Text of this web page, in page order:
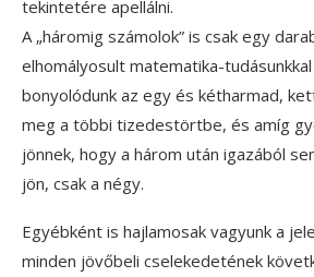
tekintetére apellálni.
A „háromig számolok” is csak egy
elhomályosult matematika-
bonyolódunk az egy és kétharmad,
meg a többi tizedestörtbe, és amíg
jönnek, hogy a három után igazából
jön, csak a négy.
Egyébként is hajlamosak vagyunk a
minden jövőbeli cselekedetének